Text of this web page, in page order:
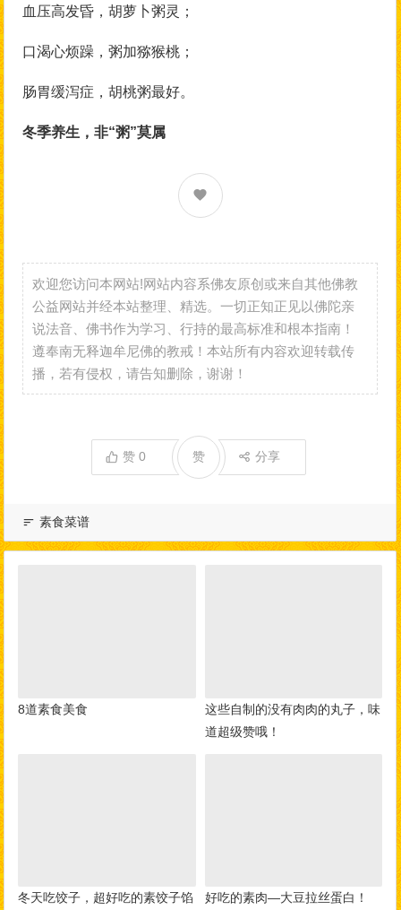
血压高发昏，胡萝卜粥灵；
口渴心烦躁，粥加猕猴桃；
肠胃缓泻症，胡桃粥最好。
冬季养生，非“粥”莫属
欢迎您访问本网站!网站内容系佛友原创或来自其他佛教
公益网站并经本站整理、精选。一切正知正见以佛陀亲
说法音、佛书作为学习、行持的最高标准和根本指南！
遵奉南无释迦牟尼佛的教戒！本站所有内容欢迎转载传
播，若有侵权，请告知删除，谢谢！
赞0 分享
赞
素食菜谱
8道素食美食
这些自制的没有肉肉的丸子，味
道超级赞哦！
冬天吃饺子，超好吃的素饺子馅
好吃的素肉—大豆拉丝蛋白！